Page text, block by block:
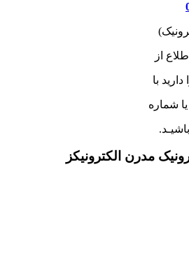
از
با
شماره
مدرن الکترونیکز